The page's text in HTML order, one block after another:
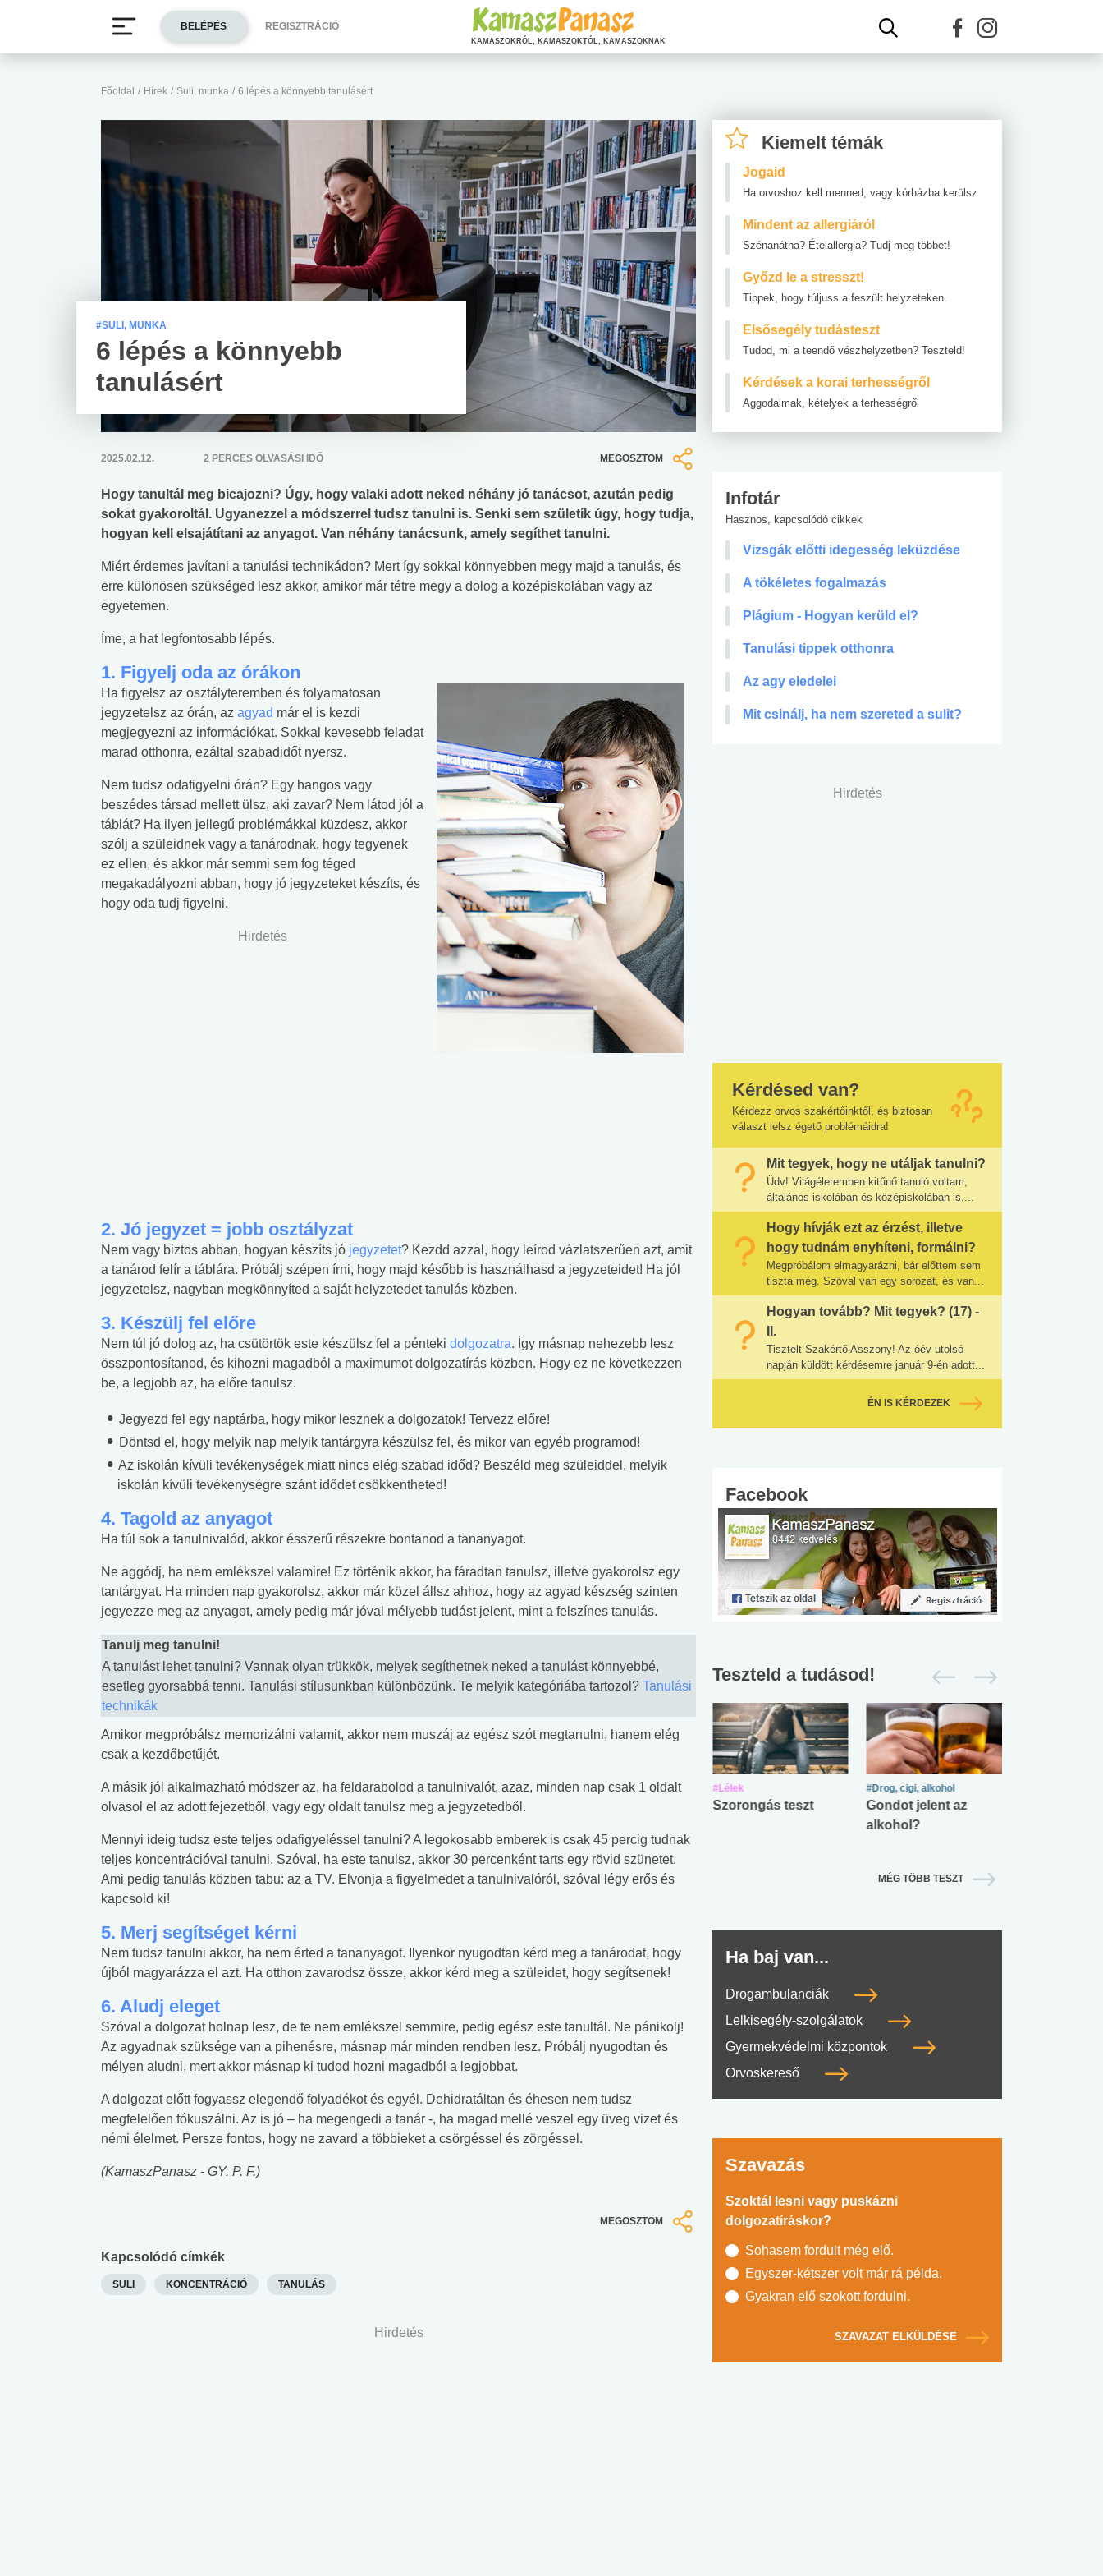
Főoldal / Hírek / Suli, munka / 6 lépés a könnyebb tanulásért
#SULI, MUNKA
6 lépés a könnyebb
tanulásért
2025.02.12. 2 PERCES OLVASÁSI IDŐ MEGOSZTOM
Hogy tanultál meg bicajozni? Úgy, hogy valaki adott neked néhány jó tanácsot, azután pedig
sokat gyakoroltál. Ugyanezzel a módszerrel tudsz tanulni is. Senki sem születik úgy, hogy tudja,
hogyan kell elsajátítani az anyagot. Van néhány tanácsunk, amely segíthet tanulni.
Miért érdemes javítani a tanulási technikádon? Mert így sokkal könnyebben megy majd a tanulás, és
erre különösen szükséged lesz akkor, amikor már tétre megy a dolog a középiskolában vagy az
egyetemen.
Íme, a hat legfontosabb lépés.
1. Figyelj oda az órákon
Ha figyelsz az osztályteremben és folyamatosan
jegyzetelsz az órán, az agyad már el is kezdi
megjegyezni az információkat. Sokkal kevesebb feladat
marad otthonra, ezáltal szabadidőt nyersz.
Nem tudsz odafigyelni órán? Egy hangos vagy
beszédes társad mellett ülsz, aki zavar? Nem látod jól a
táblát? Ha ilyen jellegű problémákkal küzdesz, akkor
szólj a szüleidnek vagy a tanárodnak, hogy tegyenek
ez ellen, és akkor már semmi sem fog téged
megakadályozni abban, hogy jó jegyzeteket készíts, és
hogy oda tudj figyelni.
Hirdetés
2. Jó jegyzet = jobb osztályzat
Nem vagy biztos abban, hogyan készíts jó jegyzetet? Kezdd azzal, hogy leírod vázlatszerűen azt, amit
a tanárod felír a táblára. Próbálj szépen írni, hogy majd később is használhasd a jegyzeteidet! Ha jól
jegyzetelsz, nagyban megkönnyíted a saját helyzetedet tanulás közben.
3. Készülj fel előre
Nem túl jó dolog az, ha csütörtök este készülsz fel a pénteki dolgozatra. Így másnap nehezebb lesz
összpontosítanod, és kihozni magadból a maximumot dolgozatírás közben. Hogy ez ne következzen
be, a legjobb az, ha előre tanulsz.
Jegyezd fel egy naptárba, hogy mikor lesznek a dolgozatok! Tervezz előre!
Döntsd el, hogy melyik nap melyik tantárgyra készülsz fel, és mikor van egyéb programod!
Az iskolán kívüli tevékenységek miatt nincs elég szabad időd? Beszéld meg szüleiddel, melyik
iskolán kívüli tevékenységre szánt idődet csökkentheted!
4. Tagold az anyagot
Ha túl sok a tanulnivalód, akkor ésszerű részekre bontanod a tananyagot.
Ne aggódj, ha nem emlékszel valamire! Ez történik akkor, ha fáradtan tanulsz, illetve gyakorolsz egy
tantárgyat. Ha minden nap gyakorolsz, akkor már közel állsz ahhoz, hogy az agyad készség szinten
jegyezze meg az anyagot, amely pedig már jóval mélyebb tudást jelent, mint a felszínes tanulás.
Tanulj meg tanulni!
A tanulást lehet tanulni? Vannak olyan trükkök, melyek segíthetnek neked a tanulást könnyebbé,
esetleg gyorsabbá tenni. Tanulási stílusunkban különbözünk. Te melyik kategóriába tartozol? Tanulási
technikák
Amikor megpróbálsz memorizálni valamit, akkor nem muszáj az egész szót megtanulni, hanem elég
csak a kezdőbetűjét.
A másik jól alkalmazható módszer az, ha feldarabolod a tanulnivalót, azaz, minden nap csak 1 oldalt
olvasol el az adott fejezetből, vagy egy oldalt tanulsz meg a jegyzetedből.
Mennyi ideig tudsz este teljes odafigyeléssel tanulni? A legokosabb emberek is csak 45 percig tudnak
teljes koncentrációval tanulni. Szóval, ha este tanulsz, akkor 30 percenként tarts egy rövid szünetet.
Ami pedig tanulás közben tabu: az a TV. Elvonja a figyelmedet a tanulnivalóról, szóval légy erős és
kapcsold ki!
5. Merj segítséget kérni
Nem tudsz tanulni akkor, ha nem érted a tananyagot. Ilyenkor nyugodtan kérd meg a tanárodat, hogy
újból magyarázza el azt. Ha otthon zavarodsz össze, akkor kérd meg a szüleidet, hogy segítsenek!
6. Aludj eleget
Szóval a dolgozat holnap lesz, de te nem emlékszel semmire, pedig egész este tanultál. Ne pánikolj!
Az agyadnak szüksége van a pihenésre, másnap már minden rendben lesz. Próbálj nyugodtan és
mélyen aludni, mert akkor másnap ki tudod hozni magadból a legjobbat.
A dolgozat előtt fogyassz elegendő folyadékot és egyél. Dehidratáltan és éhesen nem tudsz
megfelelően fókuszálni. Az is jó – ha megengedi a tanár -, ha magad mellé veszel egy üveg vizet és
némi élelmet. Persze fontos, hogy ne zavard a többieket a csörgéssel és zörgéssel.
(KamaszPanasz - GY. P. F.)
MEGOSZTOM
Kapcsolódó címkék
SULI KONCENTRÁCIÓ TANULÁS
Hirdetés
Kiemelt témák
Jogaid
Ha orvoshoz kell menned, vagy kórházba kerülsz
Mindent az allergiáról
Szénanátha? Ételallergia? Tudj meg többet!
Győzd le a stresszt!
Tippek, hogy túljuss a feszült helyzeteken.
Elsősegély tudásteszt
Tudod, mi a teendő vészhelyzetben? Teszteld!
Kérdések a korai terhességről
Aggodalmak, kételyek a terhességről
Infotár
Hasznos, kapcsolódó cikkek
Vizsgák előtti idegesség leküzdése
A tökéletes fogalmazás
Plágium - Hogyan kerüld el?
Tanulási tippek otthonra
Az agy eledelei
Mit csinálj, ha nem szereted a sulit?
Hirdetés
Kérdésed van?
Kérdezz orvos szakértőinktől, és biztosan
választ lelsz égető problémáidra!
Mit tegyek, hogy ne utáljak tanulni?
Üdv! Világéletemben kitűnő tanuló voltam,
általános iskolában és középiskolában is....
Hogy hívják ezt az érzést, illetve
hogy tudnám enyhíteni, formálni?
Megpróbálom elmagyarázni, bár előttem sem
tiszta még. Szóval van egy sorozat, és van...
Hogyan tovább? Mit tegyek? (17) -
II.
Tisztelt Szakértő Asszony! Az óév utolsó
napján küldött kérdésemre január 9-én adott...
ÉN IS KÉRDEZEK
Facebook
Teszteld a tudásod!
#Zöldövezet
Mekkora az ökológiai
#Betegségek
Elsősegély
#Suli, munka
Angol középfokú
No.42
#Suli, munka #Lélek
Szorongás teszt
#Drog, cigi, alkohol
Gondot jelent az
alkohol?
MÉG TÖBB TESZT
Ha baj van...
Drogambulanciák
Lelkisegély-szolgálatok
Gyermekvédelmi központok
Orvoskereső
Szavazás
Szoktál lesni vagy puskázni
dolgozatíráskor?
Sohasem fordult még elő.
Egyszer-kétszer volt már rá példa.
Gyakran elő szokott fordulni.
SZAVAZAT ELKÜLDÉSE
BELÉPÉS REGISZTRÁCIÓ
KAMASZOKRÓL, KAMASZOKTÓL, KAMASZOKNAK